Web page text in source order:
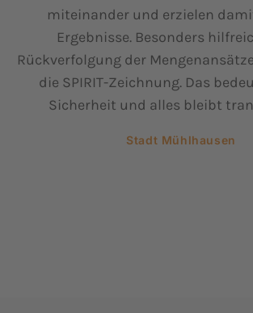
miteinander und erzielen
Ergebnisse. Besonders
Rückverfolgung der Mengenansätze
die SPIRIT-Zeichnung. Das
Sicherheit und alles bleibt
Stadt Mühlhausen